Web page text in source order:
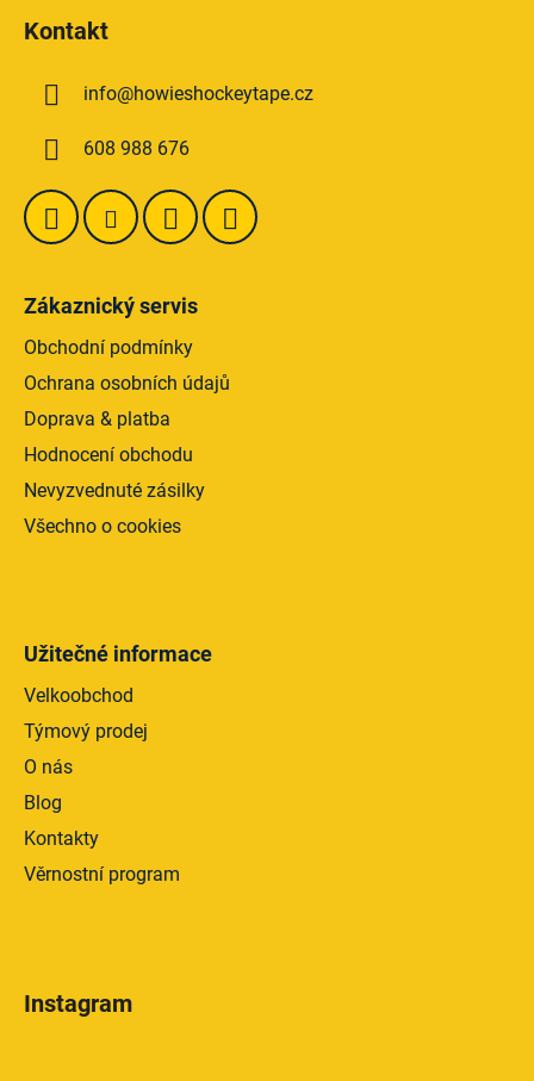
Kontakt
info@howieshockeytape.cz
608 988 676
Zákaznický servis
Obchodní podmínky
Ochrana osobních údajů
Doprava & platba
Hodnocení obchodu
Nevyzvednuté zásilky
Všechno o cookies
Užitečné informace
Velkoobchod
Týmový prodej
O nás
Blog
Kontakty
Věrnostní program
Instagram